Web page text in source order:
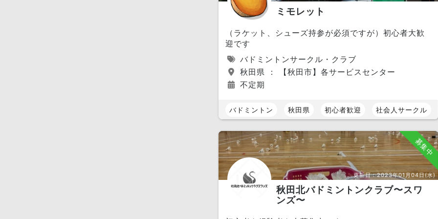
ミモレット
（ラケット、シューズ持参が必須ですが）初心者大歓
迎です
バドミントンサークル・クラブ
秋田県 ： 【秋田市】各サービスセンター
不定期
バドミントン 秋田県 初心者歓迎 社会人サークル
募集中
更新日：2023年01月04日(水)
秋田北バドミントンクラブ〜スワ
ンズ〜